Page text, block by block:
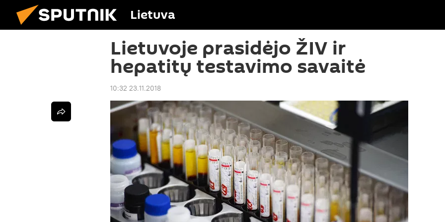
Lietuva
Lietuvoje prasidėjo ŽIV ir
hepatitų testavimo savaitė
10:32 23.11.2018